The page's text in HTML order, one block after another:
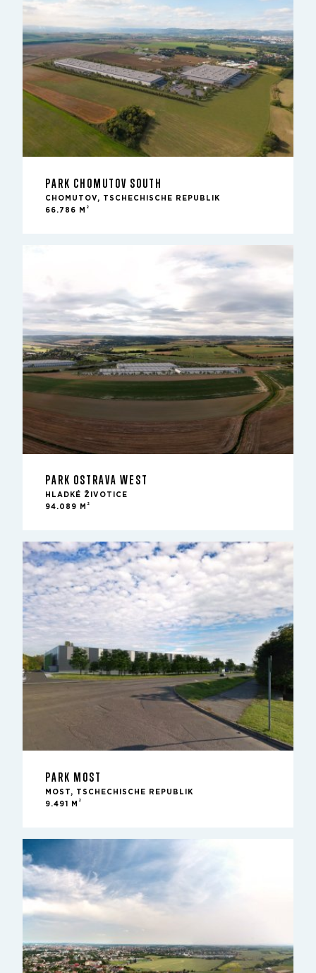
PARK CHOMUTOV SOUTH
CHOMUTOV, TSCHECHISCHE REPUBLIK
66.786 M
2
PARK OSTRAVA WEST
HLADKÉ ŽIVOTICE
94.089 M
2
PARK MOST
MOST, TSCHECHISCHE REPUBLIK
9.491 M
2